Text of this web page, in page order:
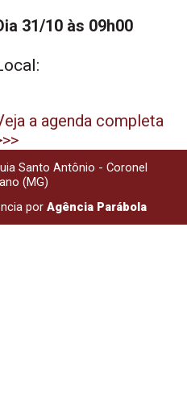
31/10 às 09h00
a agenda completa
Santo Antônio - Coronel
(MG)
por Agência Parábola